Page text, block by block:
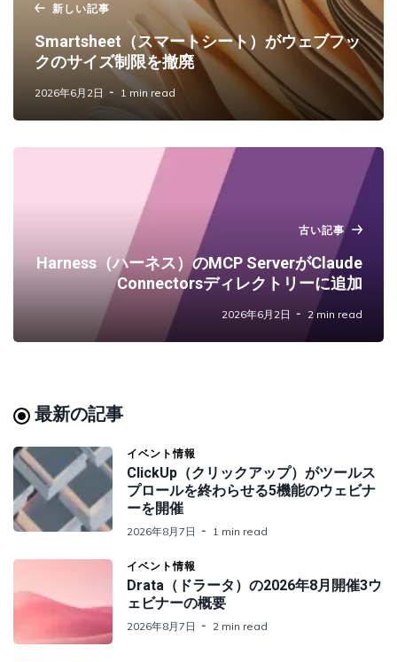
新しい記事
Smartsheet（スマートシート）がウェブフッ
クのサイズ制限を撤廃
2026年6月2日 1 min read
古い記事
Harness（ハーネス）のMCP ServerがClaude
Connectorsディレクトリーに追加
2026年6月2日 2 min read
最新の記事
イベント情報
ClickUp（クリックアップ）がツールス
プロールを終わらせる5機能のウェビナ
ーを開催
2026年8月7日 1 min read
イベント情報
Drata（ドラータ）の2026年8月開催3ウ
ェビナーの概要
2026年8月7日 2 min read